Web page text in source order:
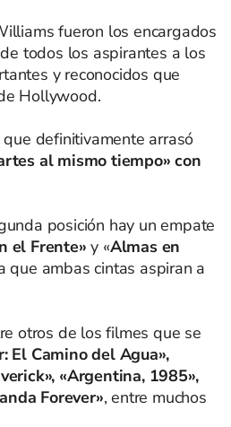
fueron los encargados
todos los aspirantes a los
y reconocidos que
Hollywood.
definitivamente arrasó
al mismo tiempo» con
posición hay un empate
el Frente» y «Almas en
que ambas cintas aspiran a
otros de los filmes que se
El Camino del Agua»,
«Argentina, 1985»,
Forever», entre muchos